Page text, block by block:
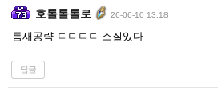
호롤롤롤로 26-06-10 13:18
틈새공략 ㄷㄷㄷㄷ 소질있다
답글